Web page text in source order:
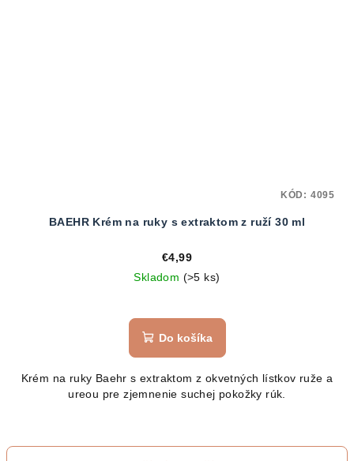
BAEHR Krém na ruky s extraktom z ruží 30 ml
€4,99
Skladom (>5 ks)
Do košíka
Krém na ruky Baehr s extraktom z okvetných lístkov ruže a
ureou pre zjemnenie suchej pokožky rúk.
KÓD: 4095